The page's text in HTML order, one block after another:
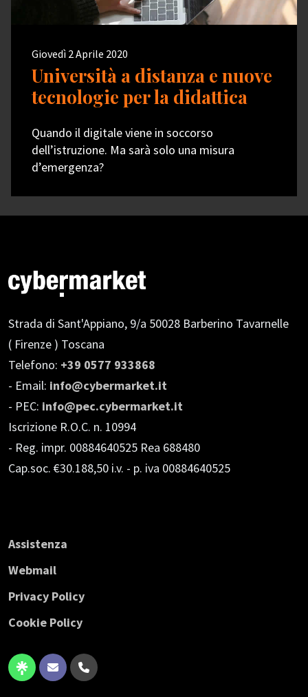
Giovedì 2 Aprile 2020
Università a distanza e nuove
tecnologie per la didattica
Quando il digitale viene in soccorso
dell’istruzione. Ma sarà solo una misura
d’emergenza?
Strada di Sant'Appiano, 9/a 50028 Barberino Tavarnelle
( Firenze ) Toscana
Telefono: +39 0577 933868
- Email: info@cybermarket.it
- PEC: info@pec.cybermarket.it
Iscrizione R.O.C. n. 10994
- Reg. impr. 00884640525 Rea 688480
Cap.soc. €30.188,50 i.v. - p. iva 00884640525
Assistenza
Webmail
Privacy Policy
Cookie Policy